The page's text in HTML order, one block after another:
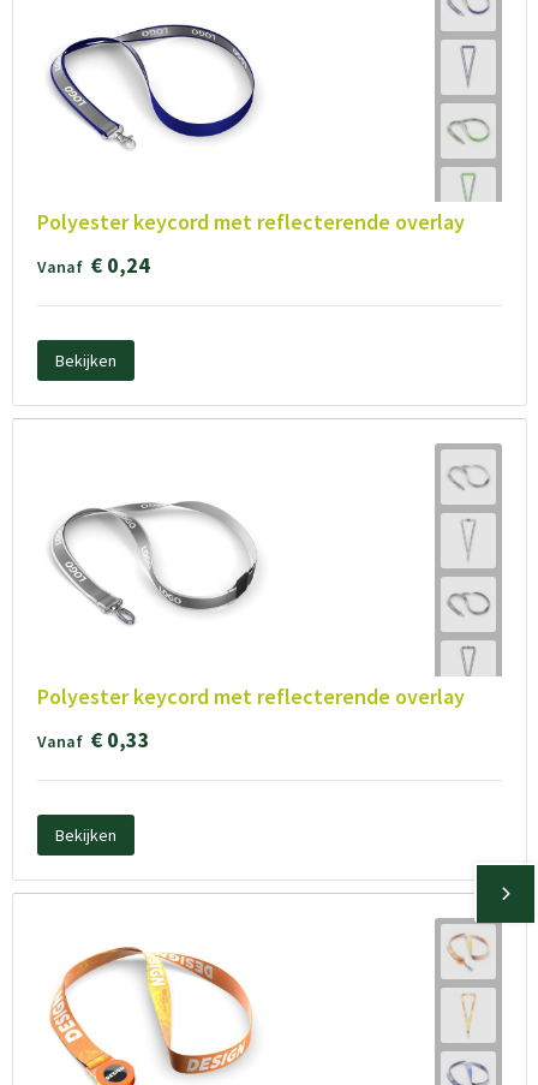
Polyester keycord met reflecterende overlay
Vanaf € 0,24
Bekijken
Polyester keycord met reflecterende overlay
Vanaf € 0,33
Bekijken